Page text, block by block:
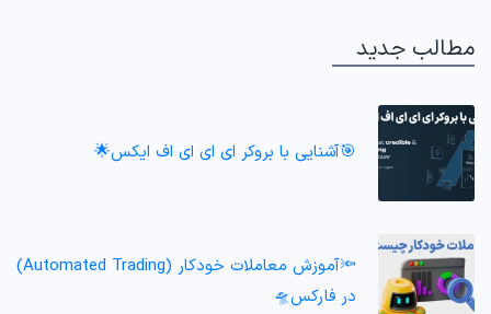
مطالب جدید
🎯آشنایی با بروکر ای ای ای اف ایکس🌟
🔦آموزش معاملات خودکار (Automated Trading)
در فارکس🛸